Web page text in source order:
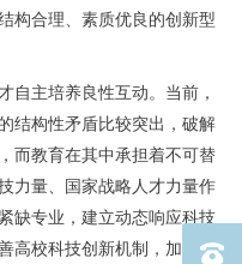
构合理、素质优良的创新型
主培养良性互动。当前，
结构性矛盾比较突出，破解
而教育在其中承担着不可替
力量、国家战略人才力量作
缺专业，建立动态响应科技
高校科技创新机制，加速科电话